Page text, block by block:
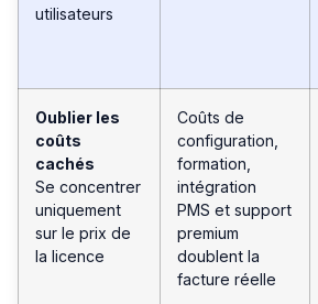
utilisateurs
Oublier les
coûts
cachés
Se concentrer
uniquement
sur le prix de
la licence
Coûts de
configuration,
formation,
intégration
PMS et support
premium
doublent la
facture réelle